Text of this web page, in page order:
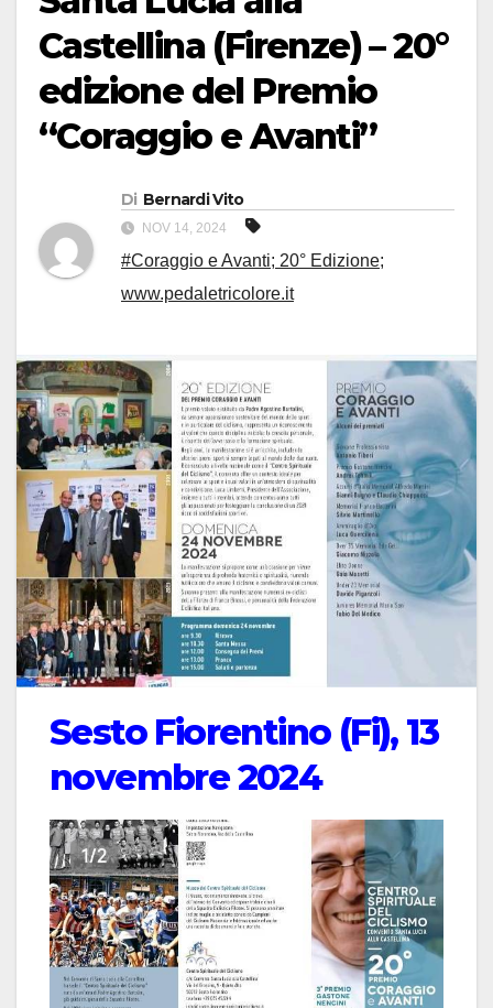
Castellina (Firenze) – 20°
edizione del Premio
“Coraggio e Avanti”
Di Bernardi Vito
NOV 14, 2024
#Coraggio e Avanti; 20° Edizione;
www.pedaletricolore.it
Sesto Fiorentino (Fi), 13
novembre 2024